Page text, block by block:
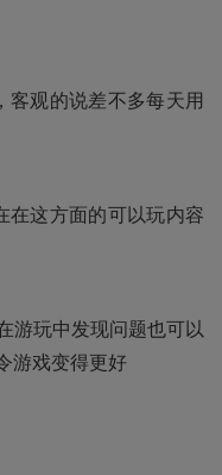
客观的说差不多每天用
在这方面的可以玩内容
游玩中发现问题也可以
游戏变得更好